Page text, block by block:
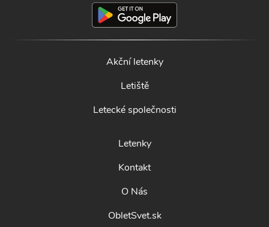
Akční letenky
Letiště
Letecké společnosti
Letenky
Kontakt
O Nás
ObletSvet.sk